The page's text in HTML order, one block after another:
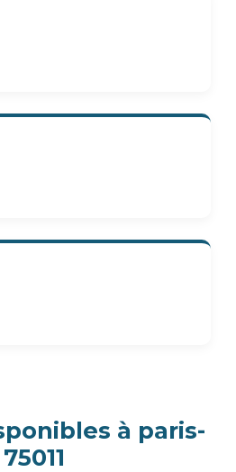
à paris-
75011